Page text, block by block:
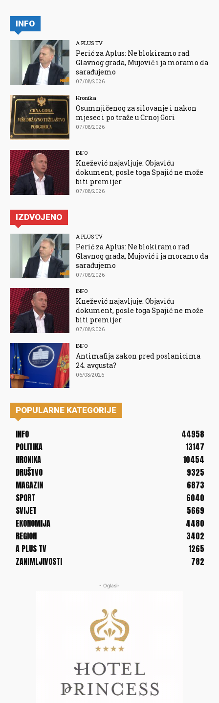
INFO
A PLUS TV
Perić za Aplus: Ne blokiramo rad
Glavnog grada, Mujović i ja moramo da
sarađujemo
07/08/2026
Hronika
Osumnjičenog za silovanje i nakon
mjesec i po traže u Crnoj Gori
07/08/2026
INFO
Knežević najavljuje: Objaviću
dokument, posle toga Spajić ne može
biti premijer
07/08/2026
IZDVOJENO
A PLUS TV
Perić za Aplus: Ne blokiramo rad
Glavnog grada, Mujović i ja moramo da
sarađujemo
07/08/2026
INFO
Knežević najavljuje: Objaviću
dokument, posle toga Spajić ne može
biti premijer
07/08/2026
INFO
Antimafija zakon pred poslanicima
24. avgusta?
06/08/2026
POPULARNE KATEGORIJE
INFO
44958
POLITIKA
13147
HRONIKA
10454
DRUŠTVO
9325
MAGAZIN
6873
SPORT
6040
SVIJET
5669
EKONOMIJA
4480
REGION
3402
A PLUS TV
1265
ZANIMLJIVOSTI
782
- Oglasi-